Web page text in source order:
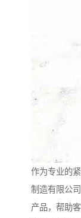
作为专业的
制造有限公
产品，帮助